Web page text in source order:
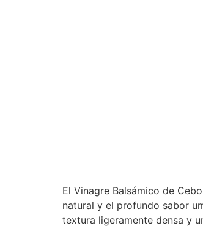
El Vinagre Balsámico de
natural y el profundo sabor
textura ligeramente densa y